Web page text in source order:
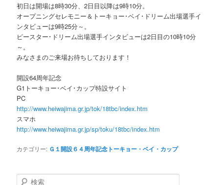
初日は開場は8時30分、2日目以降は9時10分。
オープニングセレモニー＆トーキョー･ベイ･ドリーム出場選手イ
ンタビューは9時25分～。
ピースター･ドリーム出場選手インタビューは2日目の10時10分
～。
みなさまのご来場お待ちしております！
開設64周年記念
G1トーキョー･ベイ･カップ特設サイト
PC
http://www.heiwajima.gr.jp/tok/18tbc/index.htm
スマホ
http://www.heiwajima.gr.jp/sp/toku/18tbc/index.htm
カテゴリー: Ｇ１開設６４周年記念トーキョー・ベイ・カップ
検索